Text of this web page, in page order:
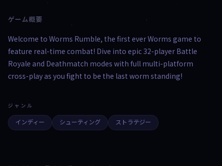
ゲーム概要
Welcome to Worms Rumble, the first ever Worms game to
feature real-time combat! Dive into epic 32-player Battle
Royale and Deathmatch modes with full multi-platform
cross-play as you fight to be the last worm standing!
ジャンル
インディー シューティング ストラテジー